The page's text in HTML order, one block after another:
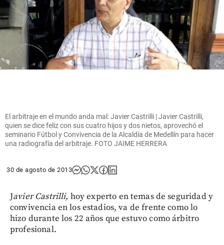
El arbitraje en el mundo anda mal: Javier Castrilli | Javier Castrilli,
quien se dice feliz con sus cuatro hijos y dos nietos, aprovechó el
seminario Fútbol y Convivencia de la Alcaldía de Medellín para hacer
una radiografía del arbitraje. FOTO JAIME HERRERA
30 de agosto de 2013
Javier Castrilli, hoy experto en temas de seguridad y
convivencia en los estadios, va de frente como lo
hizo durante los 22 años que estuvo como árbitro
profesional.